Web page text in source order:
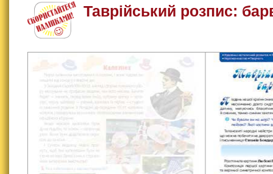
Таврійський розпис: